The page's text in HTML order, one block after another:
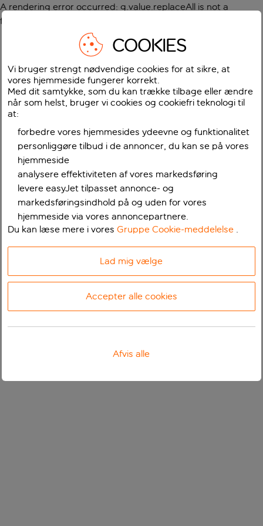
A rendering error occurred: g.value.replaceAll is not a
function
COOKIES
Vi bruger strengt nødvendige cookies for at sikre, at
vores hjemmeside fungerer korrekt.
Med dit samtykke, som du kan trække tilbage eller ændre
når som helst, bruger vi cookies og cookiefri teknologi til
at:
forbedre vores hjemmesides ydeevne og funktionalitet
personliggøre tilbud i de annoncer, du kan se på vores
hjemmeside
analysere effektiviteten af vores markedsføring
levere easyJet tilpasset annonce- og
markedsføringsindhold på og uden for vores
hjemmeside via vores annoncepartnere.
Du kan læse mere i voresGruppe Cookie-meddelelse .
Lad mig vælge
Accepter alle cookies
Afvis alle